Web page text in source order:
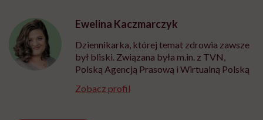
Ewelina Kaczmarczyk
Dziennikarka, której temat zdrowia zawsze
był bliski. Związana była m.in. z TVN,
Polską Agencją Prasową i Wirtualną Polską
Zobacz profil